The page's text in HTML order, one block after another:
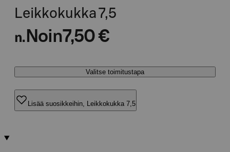
Leikkokukka 7,5
n. Noin7,50 €
Valitse toimitustapa
Lisää suosikkeihin, Leikkokukka 7,5